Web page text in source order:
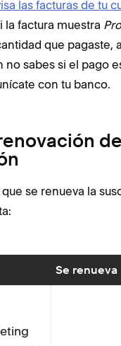
las facturas de tu
la factura muestra
que pagaste,
no sabes si el pago
con tu banco.
de
se renueva la
Se renueva